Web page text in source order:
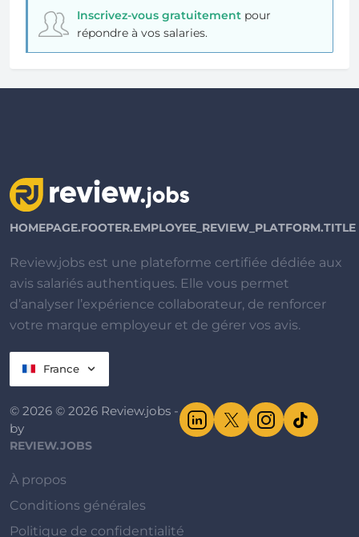
Inscrivez-vous gratuitementpour
répondre à vos salaries.
HOMEPAGE.FOOTER.EMPLOYEE_REVIEW_PLATFORM.TITLE
Review.jobs est une plateforme certifiée dédiée aux
avis salariés authentiques. Elle vous permet
d’analyser l’expérience collaborateur, de renforcer
votre marque employeur et de gérer vos avis.
France
© 2026 © 2026 Review.jobs -
by
REVIEW.JOBS
À propos
Conditions générales
Politique de confidentialité